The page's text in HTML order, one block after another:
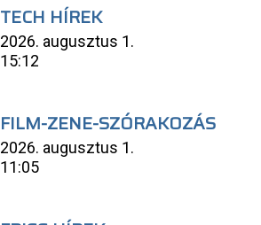
TECH HÍREK
2026. augusztus 1.
15:12
FILM-ZENE-SZÓRAKOZÁS
2026. augusztus 1.
11:05